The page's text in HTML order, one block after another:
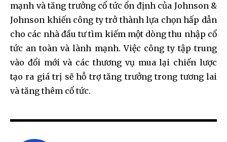
mạnh và tăng trưởng cổ tức ổn định của Johnson &
Johnson khiến công ty trở thành lựa chọn hấp dẫn
cho các nhà đầu tư tìm kiếm một dòng thu nhập cổ
tức an toàn và lành mạnh. Việc công ty tập trung
vào đổi mới và các thương vụ mua lại chiến lược
tạo ra giá trị sẽ hỗ trợ tăng trưởng trong tương lai
và tăng thêm cổ tức.